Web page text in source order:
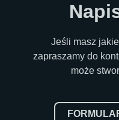
Jeśli masz
zapraszamy do
może